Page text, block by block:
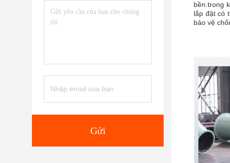
Gửi
bền.trong
lắp đặt có
bảo vệ